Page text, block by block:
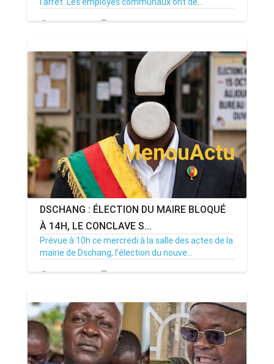
20/07/26 Par MenouActu 0
DSCHANG : ÉLECTION DU MAIRE BLOQUÉ
À 14H, LE CONCLAVE S...
Prévue à 10h ce mercredi à la salle des actes de la
mairie de Dschang, l’élection du nouve...
15/07/26 Par MenouActu 0